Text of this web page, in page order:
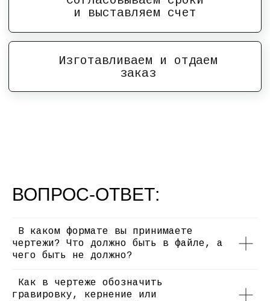
ВОПРОС-ОТВЕТ:
В каком формате вы принимаете
чертежи? Что должно быть в файле, а
чего быть не должно?
Как в чертеже обозначить
гравировку, кернение или